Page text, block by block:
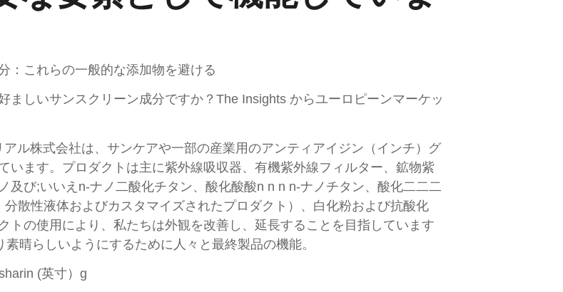
：これらの一般的な添加物を避ける
ましいサンスクリーン成分ですか？The Insights からユーロピーンマーケッ
アル株式会社は、サンケアや一部の産業用のアンティアイジン（インチ）グ
います。プロダクトは主に紫外線吸収器、有機紫外線フィルター、鉱物紫
及び;いいえn-ナノ二酸化チタン、酸化酸酸n n n n-ナノチタン、酸化二二二
散性液体およびカスタマイズされたプロダクト）、白化粉および抗酸化
トの使用により、私たちは外観を改善し、延長することを目指しています
晴らしいようにするために人々と最終製品の機能。
(英寸）g